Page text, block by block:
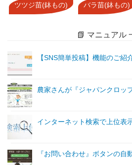
ツツジ苗(鉢もの) バラ苗(鉢もの)
📗 マニュアル
【SNS簡単投稿】機能のご紹
農家さんが『ジャパンクロッ
インターネット検索で上位表
『お問い合わせ』ボタンの自